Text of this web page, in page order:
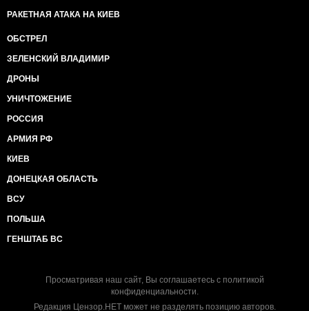
РАКЕТНАЯ АТАКА НА КИЕВ
ОБСТРЕЛ
ЗЕЛЕНСКИЙ ВЛАДИМИР
ДРОНЫ
УНИЧТОЖЕНИЕ
РОССИЯ
АРМИЯ РФ
КИЕВ
ДОНЕЦКАЯ ОБЛАСТЬ
ВСУ
ПОЛЬША
ГЕНШТАБ ВС
Просматривая наш сайт, Вы соглашаетесь с политикой
конфиденциальности.
Редакция Цензор.НЕТ может не разделять позицию авторов.